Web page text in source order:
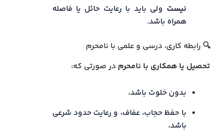
نیست ولی باید با رعایت حائل یا فاصله
همراه باشد.
🔍 رابطه کاری، درسی و علمی با نامحرم
تحصیل یا همکاری با نامحرم در صورتی که:
بدون خلوت باشد،
با حفظ حجاب، عفاف، و رعایت حدود شرعی
باشد،